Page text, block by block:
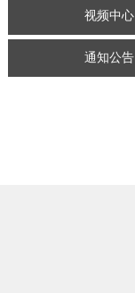
视频中心
通知公告